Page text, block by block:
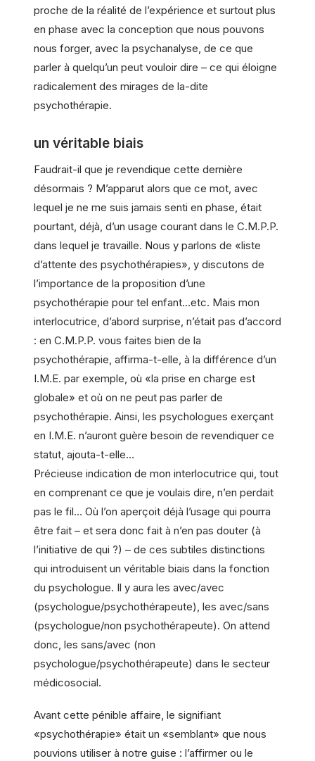
proche de la réalité de l’expérience et surtout plus
en phase avec la conception que nous pouvons
nous forger, avec la psychanalyse, de ce que
parler à quelqu’un peut vouloir dire – ce qui éloigne
radicalement des mirages de la-dite
psychothérapie.
un véritable biais
Faudrait-il que je revendique cette dernière
désormais ? M’apparut alors que ce mot, avec
lequel je ne me suis jamais senti en phase, était
pourtant, déjà, d’un usage courant dans le C.M.P.P.
dans lequel je travaille. Nous y parlons de «liste
d’attente des psychothérapies», y discutons de
l’importance de la proposition d’une
psychothérapie pour tel enfant…etc. Mais mon
interlocutrice, d’abord surprise, n’était pas d’accord
: en C.M.P.P. vous faites bien de la
psychothérapie, affirma-t-elle, à la différence d’un
I.M.E. par exemple, où «la prise en charge est
globale» et où on ne peut pas parler de
psychothérapie. Ainsi, les psychologues exerçant
en I.M.E. n’auront guère besoin de revendiquer ce
statut, ajouta-t-elle…
Précieuse indication de mon interlocutrice qui, tout
en comprenant ce que je voulais dire, n’en perdait
pas le fil… Où l’on aperçoit déjà l’usage qui pourra
être fait – et sera donc fait à n’en pas douter (à
l’initiative de qui ?) – de ces subtiles distinctions
qui introduisent un véritable biais dans la fonction
du psychologue. Il y aura les avec/avec
(psychologue/psychothérapeute), les avec/sans
(psychologue/non psychothérapeute). On attend
donc, les sans/avec (non
psychologue/psychothérapeute) dans le secteur
médicosocial.
Avant cette pénible affaire, le signifiant
«psychothérapie» était un «semblant» que nous
pouvions utiliser à notre guise : l’affirmer ou le